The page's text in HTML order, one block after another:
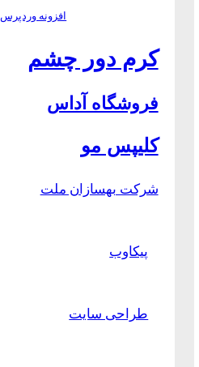
افزونه وردپرس
کرم دور چشم
فروشگاه آداس
کلیپس مو
شرکت بهسازان ملت
پیکاوب
طراحی سایت